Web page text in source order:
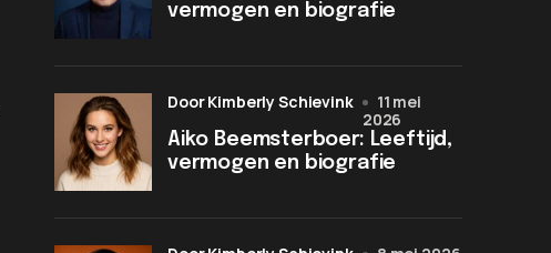
vermogen en biografie
Aiko Beemsterboer: Leeftijd,
vermogen en biografie
door Kimberly Schievink
11 mei
2026